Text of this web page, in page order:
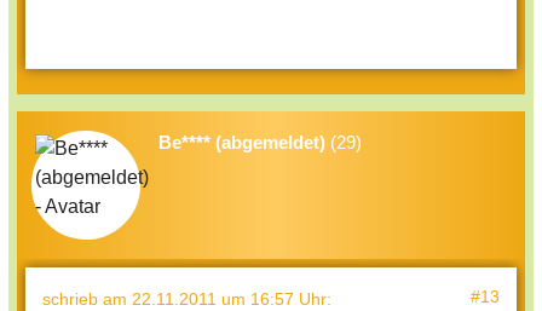
Be**** (abgemeldet) (29)
schrieb am 22.11.2011 um 16:57 Uhr: #13